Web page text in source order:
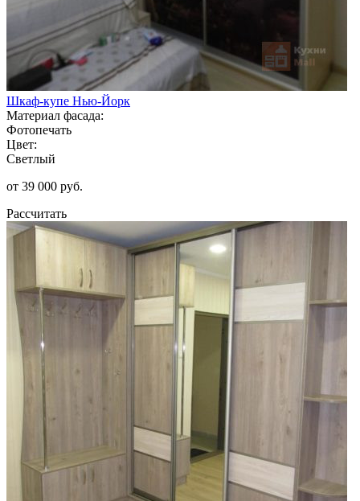
Шкаф-купе Нью-Йорк
Материал фасада:
Фотопечать
Цвет:
Светлый
от 39 000 руб.
Рассчитать